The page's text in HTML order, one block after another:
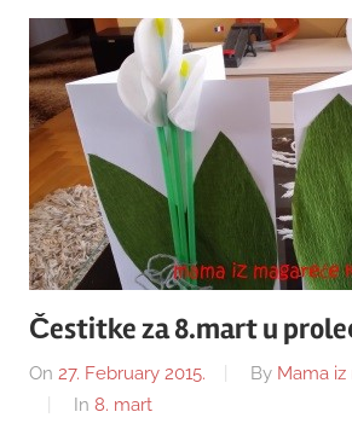
Čestitke za 8.mart u
On 27. February 2015. By Mama
In 8. mart